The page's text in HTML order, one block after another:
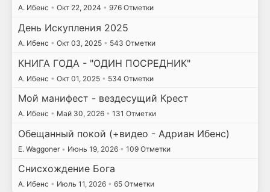
А. Ибенс • Окт 22, 2024 • 976 Отметки
День Искупления 2025
А. Ибенс • Окт 03, 2025 • 543 Отметки
КНИГА ГОДА - "ОДИН ПОСРЕДНИК"
А. Ибенс • Окт 01, 2025 • 534 Отметки
Мой манифест - вездесущий Крест
А. Ибенс • Май 30, 2026 • 131 Отметки
Обещанный покой (+видео - Адриан Ибенс)
E. Waggoner • Июнь 19, 2026 • 109 Отметки
Снисхождение Бога
А. Ибенс • Июль 11, 2026 • 65 Отметки